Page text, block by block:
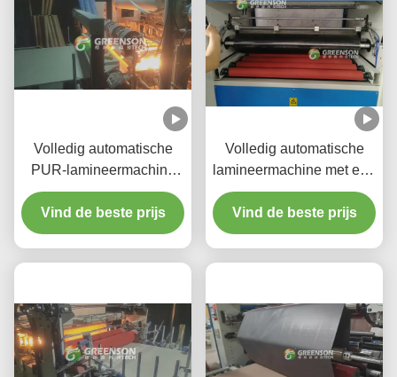
Volledig automatische
PUR-lamineermachine
voor warm gesmolten lijm
met een
productiesnelheid van 5-
Vind de beste prijs
Volledig automatische
lamineermachine met een
productiesnelheid van 5-
17 m/min, PLC-besturing
en milieuvriendelijke
Vind de beste prijs